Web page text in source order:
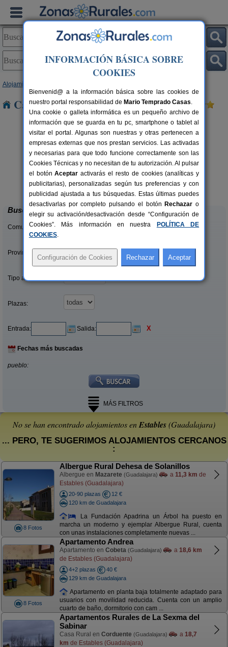
Alojamientos
Casas Rurales cerca de Estables
6-22+2 pers.
desde30 €
Casa Rural El Molino del Serio
Cañamares (Guadalajara)
Buscar
Comunidades:
Provincias/Islas:
Tipo alquiler:
Plazas:
Entrada: Salida: X
Fechas más buscadas
pueblo:
MÁS FILTROS
No se han encontrado alojamientos enEstables(Guadalajara)
... PERO, TE SUGERIMOS ALOJAMIENTOS CERCANOS
:
8 Fotos
Albergue Rural Dehesa de Solanillos
Albergue en Mazarete (Guadalajara) a 11,3 km de
Estables (Guadalajara)
20-90 plazas
12 €
120 km de Guadalajara
La Fundación Apadrina un Árbol ha puesto en
marcha un moderno y ejemplar Albergue Rural, cuenta
con unas instalaciones completamente nuevas ...
8 Fotos
Apartamento Andrea
Apartamento en Cobeta (Guadalajara) a 18,6 km
de Estables (Guadalajara)
4+2 plazas
40 €
129 km de Guadalajara
Apartamento en planta baja totalmente adaptado para
usuarios con movilidad reducida. Cuenta con un amplio
cuarto de baño, dormitorio con cam ...
Apartamentos Rurales de La Sexma del
Sabinar
Casa Rural en Corduente (Guadalajara) a 18,7
km de Estables (Guadalajara)
INFORMACIÓN BÁSICA SOBRE
COOKIES
Bienvenid@ a la información básica sobre las cookies de
nuestro portal responsabilidad de Mario Temprado Casas.
Una cookie o galleta informática es un pequeño archivo de
información que se guarda en tu pc, smartphone o tablet al
visitar el portal. Algunas son nuestras y otras pertenecen a
empresas externas que nos prestan servicios. Las activadas
y necesarias para que todo funcione correctamente son las
Cookies Técnicas y no necesitan de tu autorización. Al pulsar
el botónAceptar activarás el resto de cookies (analíticas y
publicitarias), personalizadas según tus preferencias y con
publicidad ajustada a tus búsquedas. Estas últimas puedes
desactivarlas por completo pulsando el botón Rechazar o
elegir su activación/desactivación desde “Configuración de
Cookies”. Más información en nuestra
POLÍTICA DE
COOKIES.